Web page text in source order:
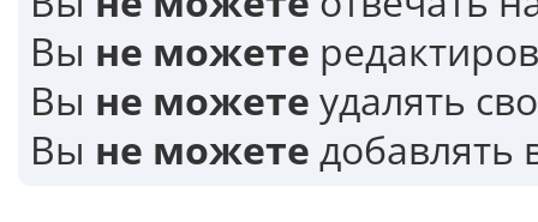
Вы не можете
Вы не можете удалять
Вы не можете добавлять